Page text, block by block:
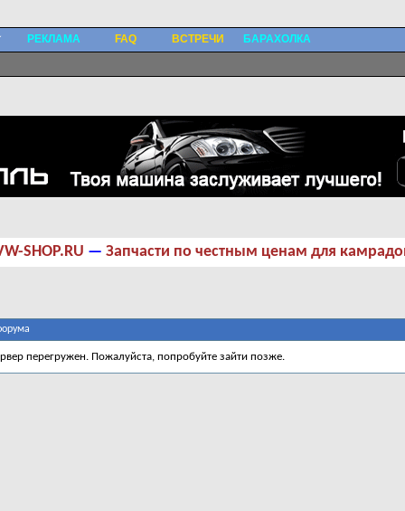
РЕКЛАМА FAQ ВСТРЕЧИ БАРАХОЛКА
SHOP.RU — Запчасти по честным ценам для
перегружен. Пожалуйста, попробуйте зайти позже.